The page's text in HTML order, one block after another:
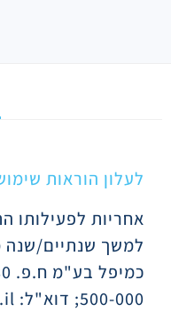
לעלון הוראות
אחריות לפעילותו
למשך שנתיים/שנה
500-000; דוא"ל: infochemipal@gav.co.il.